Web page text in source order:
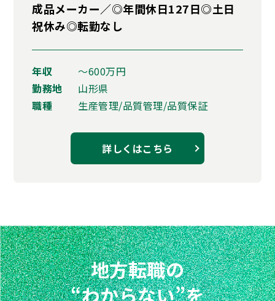
成品メーカー／◎年間休日127日◎土日
祝休み◎転勤なし
年収
〜600万円
勤務地
山形県
職種
生産管理/品質管理/品質保証
詳しくはこちら
地方転職の
“わからない”を